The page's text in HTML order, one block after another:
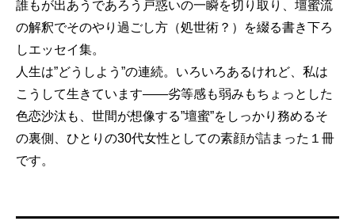
誰もが出あうであろう戸惑いの一瞬を切り取り、壇蜜流
の解釈でそのやり過ごし方（処世術？）を綴る書き下ろ
しエッセイ集。
人生は”どうしよう”の連続。いろいろあるけれど、私は
こうして生きています――劣等感も弱みもちょっとした
色恋沙汰も、世間が想像する”壇蜜”をしっかり務めるそ
の裏側、ひとりの30代女性としての素顔が詰まった１冊
です。